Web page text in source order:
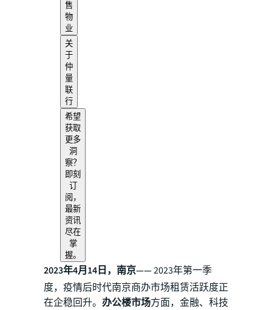
售
物
业
关
于
仲
量
联
行
希望
获取
更多
洞
察？
即刻
订
阅，
最新
资讯
尽在
掌
握。
2023年4月14日，南京——2023年第一季
度，疫情后时代南京商办市场租赁活跃度正
在企稳回升。 办公楼市场方面，金融、科技